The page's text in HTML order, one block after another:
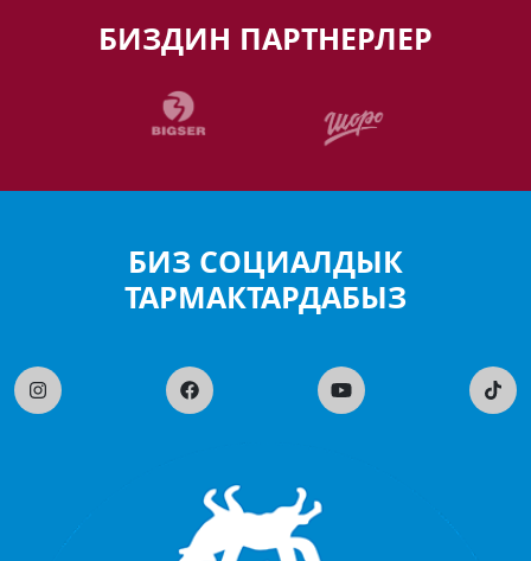
БИЗДИН ПАРТНЕРЛЕР
БИЗ СОЦИАЛДЫК
ТАРМАКТАРДАБЫЗ